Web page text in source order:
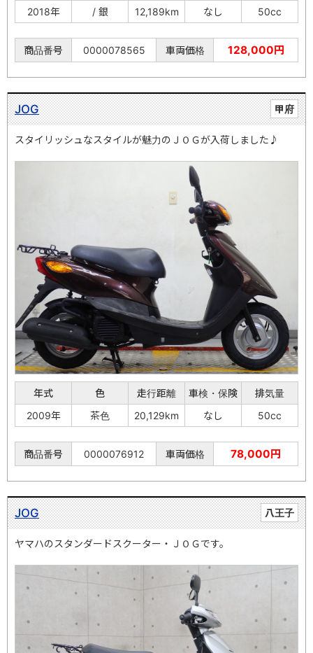
2018年
/ 銀 12,189km なし 50cc
商品番号 0000078565 車両価格 128,000円
甲府
JOG
スタイリッシュなスタイルが魅力のＪＯＧが入荷しました♪
年式 色 走行距離 車検・保険
排気量
2009年
茶色 20,129km なし 50cc
商品番号 0000076912 車両価格 78,000円
八王子
JOG
ヤマハのスタンダードスクーター・ＪＯＧです。